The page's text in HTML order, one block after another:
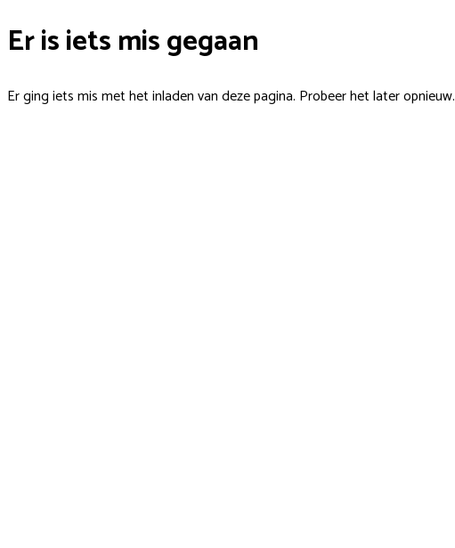
Er is iets mis gegaan
Er ging iets mis met het inladen van deze pagina. Probeer het later opnieuw.